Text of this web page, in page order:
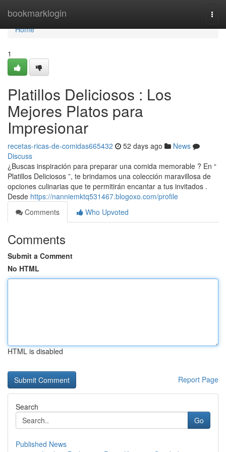
bookmarklogin
Home
Home
1
Platillos Deliciosos : Los
Mejores Platos para
Impresionar
recetas-ricas-de-comidas665432 52 days ago
News
Discuss
¿Buscas inspiración para preparar una comida memorable ? En “
Platillos Deliciosos ”, te brindamos una colección maravillosa de
opciones culinarias que te permitirán encantar a tus invitados .
Desde https://nanniemktq531467.blogoxo.com/profile
Comments
Who Upvoted
Comments
Submit a Comment
No HTML
HTML is disabled
Report Page
Search
Go
Published News